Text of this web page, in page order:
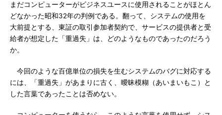
まだコンピューターがビジネスユースに使用されることがほとん
どなかった昭和32年の判例である。翻って、システムの使用を
大前提とする、東証の取引参加者契約で、サービスの提供者と受
給者が想定した「重過失」は、どのようなものであったのだろう
か。
今回のような百億単位の損失を生むシステムのバグに対応する
には、「重過失」があまりに古く、曖昧模糊（あいまいもこ）と
した言葉であったことは否めない。